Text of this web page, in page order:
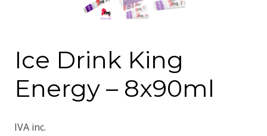
Ice Drink King
Energy – 8x90ml
IVA inc.